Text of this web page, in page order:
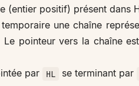
(entier positif) présent dans
une chaîne
Le pointeur vers la chaîne
par HL se terminant par